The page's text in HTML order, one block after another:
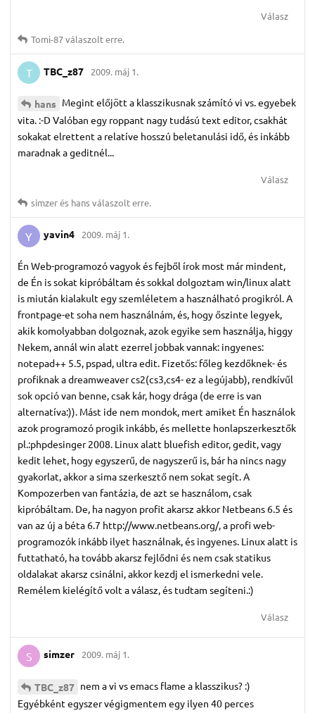
Válasz
Tomi-87válaszolt erre.
T TBC_z87 2009. máj 1.
hans Megint előjött a klasszikusnak számító vi vs. egyebek
vita. :-D Valóban egy roppant nagy tudású text editor, csakhát
sokakat elrettent a relatíve hosszú beletanulási idő, és inkább
maradnak a geditnél...
Válasz
simzerés hansválaszolt erre.
Y yavin4 2009. máj 1.
Én Web-programozó vagyok és fejből írok most már mindent,
de Én is sokat kipróbáltam és sokkal dolgoztam win/linux alatt
is miután kialakult egy szemléletem a használható progikról. A
frontpage-et soha nem használnám, és, hogy őszinte legyek,
akik komolyabban dolgoznak, azok egyike sem használja, higgy
Nekem, annál win alatt ezerrel jobbak vannak: ingyenes:
notepad++ 5.5, pspad, ultra edit. Fizetős: főleg kezdőknek- és
profiknak a dreamweaver cs2(cs3,cs4- ez a legújabb), rendkívűl
sok opció van benne, csak kár, hogy drága (de erre is van
alternatíva:)). Mást ide nem mondok, mert amiket Én használok
azok programozó progik inkább, és mellette honlapszerkesztők
pl.:phpdesinger 2008. Linux alatt bluefish editor, gedit, vagy
kedit lehet, hogy egyszerű, de nagyszerű is, bár ha nincs nagy
gyakorlat, akkor a sima szerkesztő nem sokat segít. A
Kompozerben van fantázia, de azt se használom, csak
kipróbáltam. De, ha nagyon profit akarsz akkor Netbeans 6.5 és
van az új a béta 6.7 http://www.netbeans.org/, a profi web-
programozók inkább ilyet használnak, és ingyenes. Linux alatt is
futtatható, ha tovább akarsz fejlődni és nem csak statikus
oldalakat akarsz csinálni, akkor kezdj el ismerkedni vele.
Remélem kielégítő volt a válasz, és tudtam segíteni.:)
Válasz
S simzer 2009. máj 1.
TBC_z87 nem a vi vs emacs flame a klasszikus? :)
Egyébként egyszer végigmentem egy ilyen 40 perces